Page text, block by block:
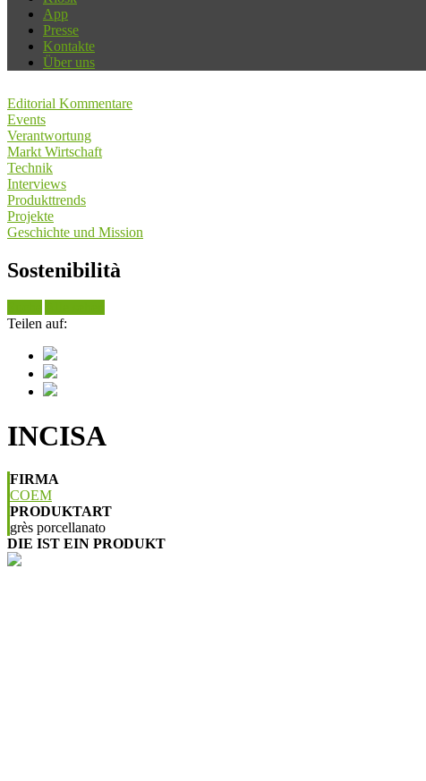
App
Presse
Kontakte
Über uns
Editorial Kommentare
Events
Verantwortung
Markt Wirtschaft
Technik
Interviews
Produkttrends
Projekte
Geschichte und Mission
Sostenibilità
Teilen auf:
INCISA
FIRMA
COEM
PRODUKTART
grès porcellanato
DIE IST EIN PRODUKT